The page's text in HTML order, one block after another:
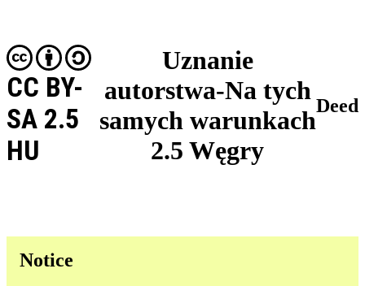
Uznanie
autorstwa-Na tych
samych warunkach
2.5 Węgry
CC BY-
SA 2.5
HU
Deed
Notice